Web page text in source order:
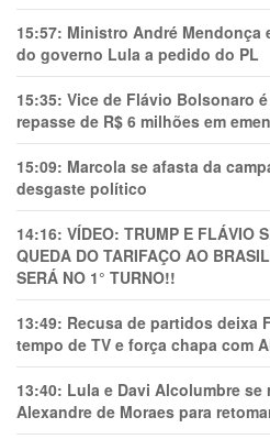
15:57: Ministro André
do governo Lula a pedido do PL
15:35: Vice de Flávio Bolsonaro
repasse de R$ 6 milhões em
15:09: Marcola se afasta da
desgaste político
14:16: VÍDEO: TRUMP E FLÁVIO
QUEDA DO TARIFAÇO AO
SERÁ NO 1° TURNO!!
13:49: Recusa de partidos deixa
tempo de TV e força chapa com
13:40: Lula e Davi Alcolumbre se
Alexandre de Moraes para